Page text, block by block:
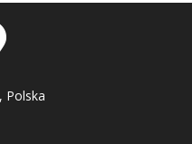
Polska